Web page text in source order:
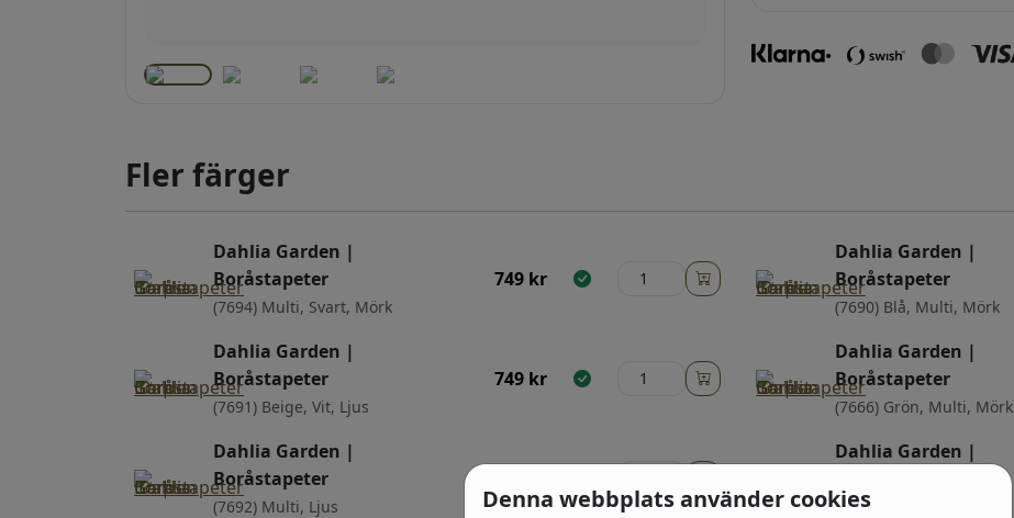
Fler färger
Dahlia Garden |
Boråstapeter
(7694) Multi, Svart, Mörk
749 kr
Dahlia Garden |
Boråstapeter
(7691) Beige, Vit, Ljus
749 kr
Dahlia Garden |
Boråstapeter
(7692) Multi, Ljus
Dahlia Garden |
Boråstapeter
(7690) Blå, Multi, Mörk
Dahlia Garden |
Boråstapeter
(7666) Grön, Multi, Mörk
Dahlia Garden |
(6141) Blå, Vit, Mörk
Denna webbplats använder cookies